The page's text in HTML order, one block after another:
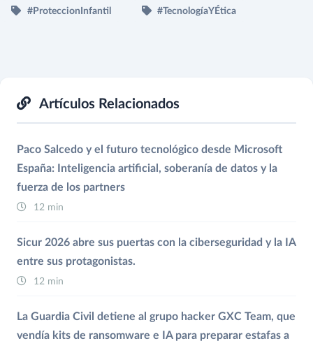
#ProteccionInfantil #TecnologíaYÉtica
Artículos Relacionados
Paco Salcedo y el futuro tecnológico desde Microsoft
España: Inteligencia artificial, soberanía de datos y la
fuerza de los partners
12 min
Sicur 2026 abre sus puertas con la ciberseguridad y la IA
entre sus protagonistas.
12 min
La Guardia Civil detiene al grupo hacker GXC Team, que
vendía kits de ransomware e IA para preparar estafas a